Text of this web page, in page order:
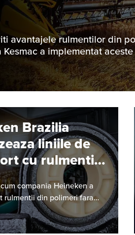
avantajele rulmentilor din
Kesmac a implementat
Brazilia
liniile de
cu rulmenti
fara
compania Heineken a
rulmentii din polimeri fara
igus si aflati ce avantaje
in urma…